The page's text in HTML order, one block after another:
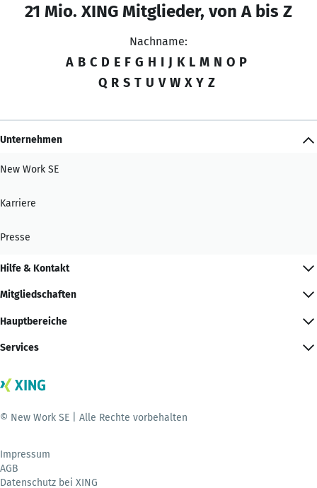
21 Mio. XING Mitglieder, von A bis Z
Nachname:
A B C D E F G H I J K L M N O P
Q R S T U V W X Y Z
Unternehmen
New Work SE
Karriere
Presse
Hilfe & Kontakt
Mitgliedschaften
Hauptbereiche
Services
© New Work SE | Alle Rechte vorbehalten
Impressum
AGB
Datenschutz bei XING